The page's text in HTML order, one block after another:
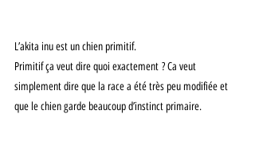
L’akita inu est un chien primitif.
Primitif ça veut dire quoi exactement ? Ca veut
simplement dire que la race a été très peu modifiée et
que le chien garde beaucoup d’instinct primaire.